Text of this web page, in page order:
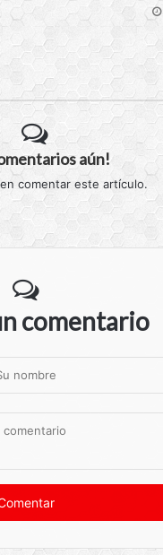
aún!
comentar este artículo.
comentario